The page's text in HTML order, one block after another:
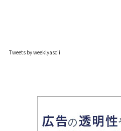
Tweets by weeklyascii